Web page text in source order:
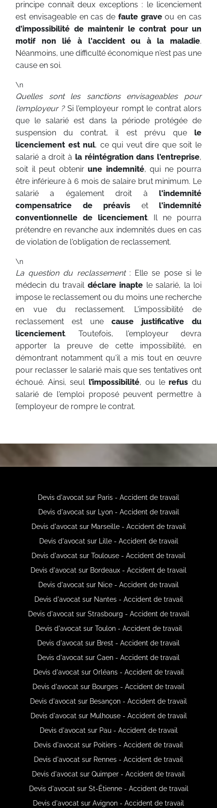
principe connait deux exceptions : le licenciement
est envisageable en cas de faute graveou en cas
d'impossibilité de maintenir le contrat pour un
motif non lié à l'accident ou à la maladie.
Néanmoins, une difficulté économique n'est pas une
cause en soi.
\n
Quelles sont les sanctions envisageables pour
l'employeur ? Si l'employeur rompt le contrat alors
que le salarié est dans la période protégée de
suspension du contrat, il est prévu que le
licenciement est nul, ce qui veut dire que soit le
salarié a droit à la réintégration dans l'entreprise,
soit il peut obtenir une indemnité, qui ne pourra
être inférieure à 6 mois de salaire brut minimum. Le
salarié a également droit à l'indemnité
compensatrice de préavis et l'indemnité
conventionnelle de licenciement. Il ne pourra
prétendre en revanche aux indemnités dues en cas
de violation de l'obligation de reclassement.
\n
La question du reclassement: Elle se pose si le
médecin du travail déclare inapte le salarié, la loi
impose le reclassement ou du moins une recherche
en vue du reclassement. L'impossibilité de
reclassement est une cause justificative du
licenciement. Toutefois, l'employeur devra
apporter la preuve de cette impossibilité, en
démontrant notamment qu'il a mis tout en œuvre
pour reclasser le salarié mais que ses tentatives ont
échoué. Ainsi, seull’impossibilité, ou lerefus du
salarié de l'emploi proposé peuvent permettre à
l’employeur de rompre le contrat.
Devis d'avocat sur Paris - Accident de travail
Devis d'avocat sur Lyon - Accident de travail
Devis d'avocat sur Marseille - Accident de travail
Devis d'avocat sur Lille - Accident de travail
Devis d'avocat sur Toulouse - Accident de travail
Devis d'avocat sur Bordeaux - Accident de travail
Devis d'avocat sur Nice - Accident de travail
Devis d'avocat sur Nantes - Accident de travail
Devis d'avocat sur Strasbourg - Accident de travail
Devis d'avocat sur Toulon - Accident de travail
Devis d'avocat sur Brest - Accident de travail
Devis d'avocat sur Caen - Accident de travail
Devis d'avocat sur Orléans - Accident de travail
Devis d'avocat sur Bourges - Accident de travail
Devis d'avocat sur Besançon - Accident de travail
Devis d'avocat sur Mulhouse - Accident de travail
Devis d'avocat sur Pau - Accident de travail
Devis d'avocat sur Poitiers - Accident de travail
Devis d'avocat sur Rennes - Accident de travail
Devis d'avocat sur Quimper - Accident de travail
Devis d'avocat sur St-Étienne - Accident de travail
Devis d'avocat sur Avignon - Accident de travail